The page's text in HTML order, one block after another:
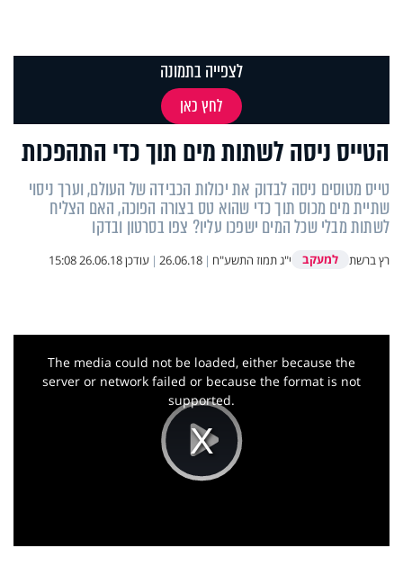
הטייס ניסה לשתות מים תוך כדי התהפכות
טייס מטוסים ניסה לבדוק את יכולות הכבידה של העולם, וערך ניסוי
שתיית מים מכוס תוך כדי שהוא טס בצורה הפוכה, האם הצליח
לשתות מבלי שכל המים ישפכו עליו? צפו בסרטון ובדקו
רץ ברשת למעקב י"ג תמוז התשע"ח |
26.06.18
| עודכן26.06.18 15:08
לצפייה בתמונה
לחץ כאן
Play
The media could not be loaded, either because the
server or network failed or because the format is not
supported.